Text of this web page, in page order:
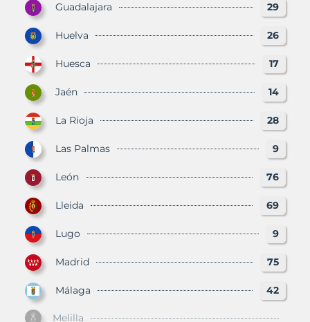
Guadalajara 29
Huelva 26
Huesca 17
Jaén 14
La Rioja 28
Las Palmas 9
León 76
Lleida 69
Lugo 9
Madrid 75
Málaga 42
Melilla